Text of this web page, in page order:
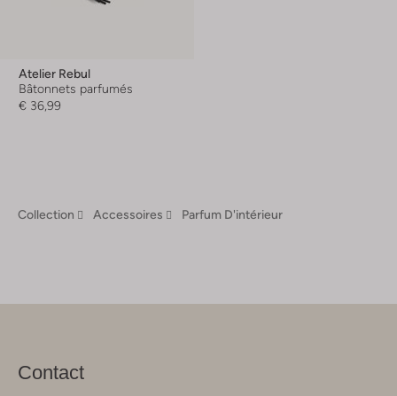
Atelier Rebul
Bâtonnets parfumés
€ 36,99
Collection Accessoires Parfum D'intérieur
Contact